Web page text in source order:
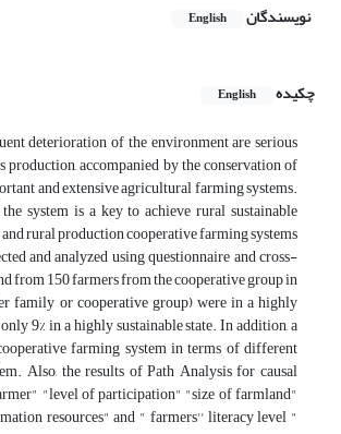
نویسندگان English
چکیده English
deterioration of the environment are serious
accompanied by the conservation of
and extensive agricultural farming systems.
system is a key to achieve rural sustainable
rural production cooperative farming systems
and analyzed using questionnaire and cross-
from 150 farmers from the cooperative group in
family or cooperative group) were in a highly
9% in a highly sustainable state. In addition, a
farming system in terms of different
Also, the results of Path Analysis for causal
"level of participation" "size of farmland"
resources" and " farmers'' literacy level "